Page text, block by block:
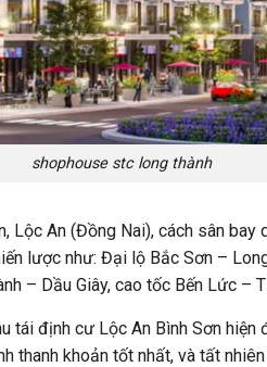
shophouse stc long thành
Lộc An (Đồng Nai), cách sân bay
lược như: Đại lộ Bắc Sơn –
– Dầu Giây, cao tốc Bến Lức –
tái định cư Lộc An Bình Sơn
thanh khoản tốt nhất, và tất